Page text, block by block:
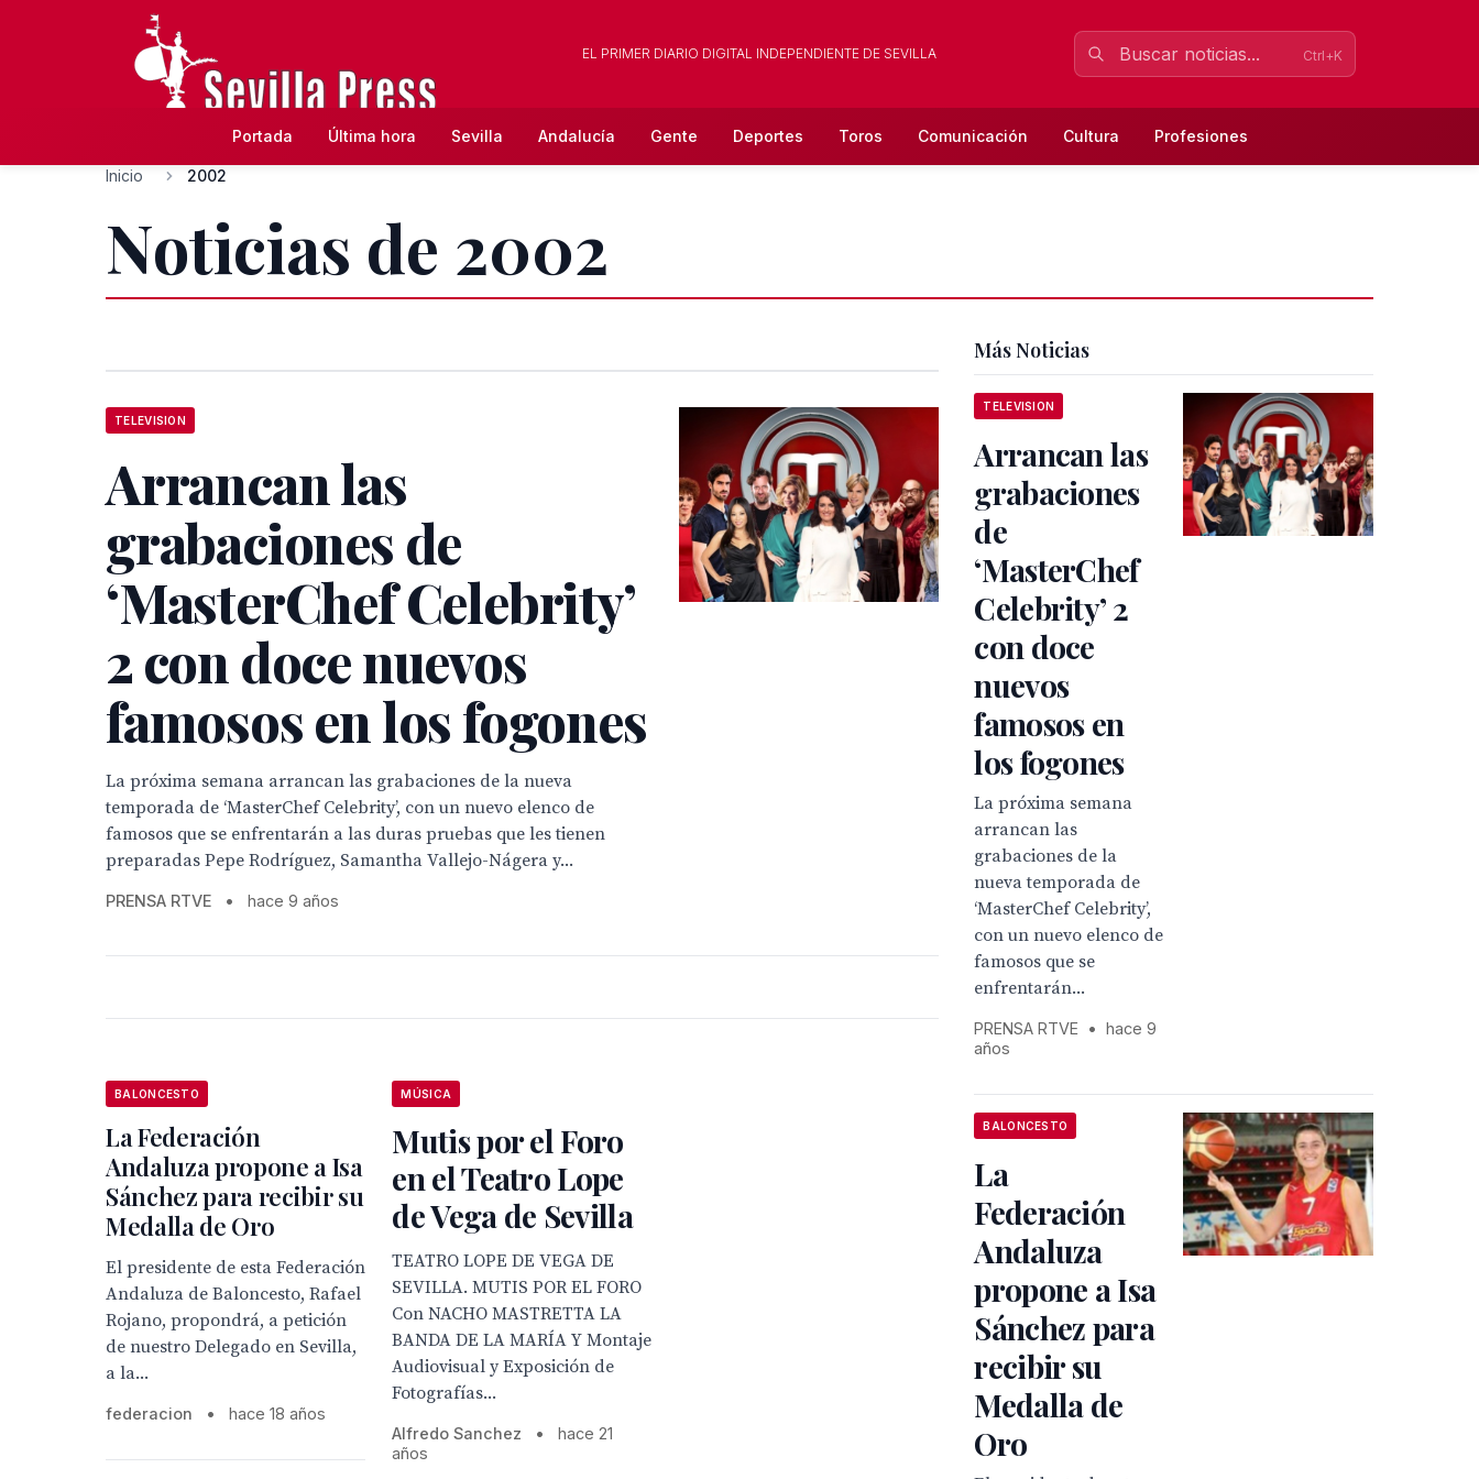
EL PRIMER DIARIO DIGITAL INDEPENDIENTE DE SEVILLA Ctrl+K
Portada Última hora Sevilla Andalucía Gente Deportes Toros Comunicación Cultura Profesiones
Inicio 2002
Noticias de 2002
TELEVISION
Arrancan las
grabaciones de
‘MasterChef Celebrity’
2 con doce nuevos
famosos en los fogones
La próxima semana arrancan las grabaciones de la nueva
temporada de ‘MasterChef Celebrity’, con un nuevo elenco de
famosos que se enfrentarán a las duras pruebas que les tienen
preparadas Pepe Rodríguez, Samantha Vallejo-Nágera y...
PRENSA RTVE • hace 9 años
BALONCESTO
La Federación
Andaluza propone a Isa
Sánchez para recibir su
Medalla de Oro
El presidente de esta Federación
Andaluza de Baloncesto, Rafael
Rojano, propondrá, a petición
de nuestro Delegado en Sevilla,
a la...
federacion • hace 18 años
MÚSICA
Mutis por el Foro
en el Teatro Lope
de Vega de Sevilla
TEATRO LOPE DE VEGA DE
SEVILLA. MUTIS POR EL FORO
Con NACHO MASTRETTA LA
BANDA DE LA MARÍA Y Montaje
Audiovisual y Exposición de
Fotografías...
Alfredo Sanchez •
hace 21
años
Más Noticias
TELEVISION
Arrancan las
grabaciones
de
‘MasterChef
Celebrity’ 2
con doce
nuevos
famosos en
los fogones
La próxima semana
arrancan las
grabaciones de la
nueva temporada de
‘MasterChef Celebrity’,
con un nuevo elenco de
famosos que se
enfrentarán...
PRENSA RTVE •
hace 9
años
BALONCESTO
La
Federación
Andaluza
propone a Isa
Sánchez para
recibir su
Medalla de
Oro